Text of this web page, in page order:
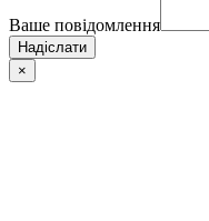
Ваше повідомлення
Надіслати
×